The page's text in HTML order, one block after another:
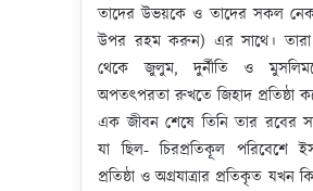
তাদের উভয়কে ও তাদের সকল
উপর রহম করুন) এর সাথে। তারা
থেকে জুলুম, দুর্নীতি ও
অপতৎপরতা রুখতে জিহাদ প্রতিষ্ঠা
এক জীবন শেষে তিনি তার রবের
যা ছিল- চিরপ্রতিকূল পরিবেশে
প্রতিষ্ঠা ও অগ্রযাত্রার প্রতিকৃত যখন